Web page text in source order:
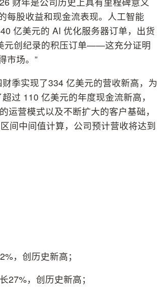
每股收益和现金流表现。人工智能
亿美元的 AI 优化服务器订单，出货
元创纪录的积压订单——这充分证明
市场。”
季实现了334 亿美元的营收新高，为
过 110 亿美元的年度现金流新高，
营模式以及不断扩大的客户基础，
间中间值计算，公司预计营收将达到
，创历史新高；
27%，创历史新高；